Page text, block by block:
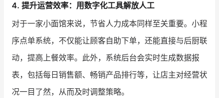
4. 提升运营效率：用数字化工具解放人工
对于一家小面馆来说，节省人力成本同样至关重要。小程
序点单系统，不仅能让顾客自助下单，还能直接与后厨联
动，提高上餐效率。此外，系统后台会实时生成数据报
表，包括每日销售额、畅销产品排行等，让店主对经营状
况一目了然，从而及时调整策略。